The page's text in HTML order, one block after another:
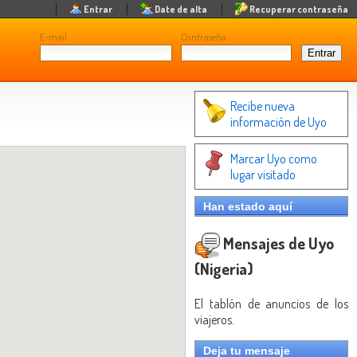
E-mail Contraseña
Entrar Date de alta Recuperar contraseña
Recibe nueva
información de Uyo
Marcar Uyo como
lugar visitado
Han estado aquí
Mensajes de Uyo
(Nigeria)
El tablón de anuncios de los
viajeros.
Deja tu mensaje